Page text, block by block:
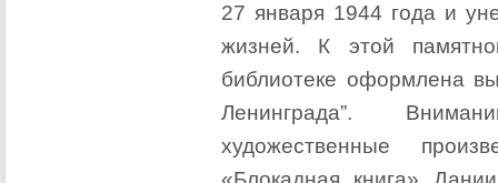
27 января 1944 года и
жизней. К этой
библиотеке оформлена
Ленинграда”.
художественные